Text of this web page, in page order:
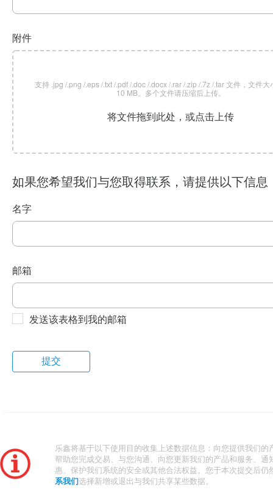
附件
支持 .jpg /.png /.eps /.txt /.pdf /.doc /.docx /.rar /.zip /.7z /.tar 文件，文件大
10 MB。多个文件请压缩后上传。
将文件拖到此处，或点击上传
如果您希望我们与您取得联系，请提供以下信息
名字
邮箱
发送该表格到我的邮箱
乐鑫将基于以下使用目的收集上述数据信息：向您提供我们的
帮助您完成交易、与您沟通、向您更新我们的产品和服务、通
惠、保护我们系统的安全或其他合法权益。您于本次提交后仍
系我们 选择新增或退出与我们共享某些数据。